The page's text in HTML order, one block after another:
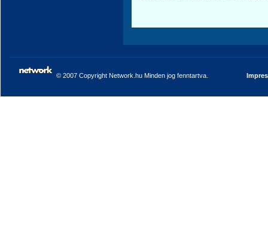
© 2007 Copyright Network.hu Minden jog fenntartva.